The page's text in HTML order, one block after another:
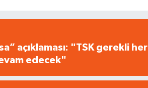
açıklaması: "TSK gerekli her
edecek"